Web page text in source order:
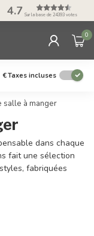
Service : du lundi
17.00
4.7 Sur la base de 24393 votes
0
€Taxes incluses
salle à manger
dans chaque
fait une sélection
fabriquées